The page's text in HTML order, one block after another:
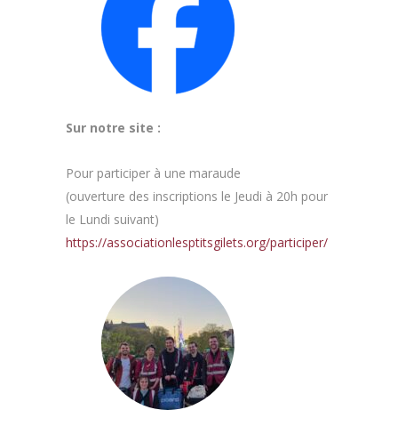
Sur notre site :
Pour participer à une maraude
(ouverture des inscriptions le Jeudi à 20h pour
le Lundi suivant)
https://associationlesptitsgilets.org/participer/